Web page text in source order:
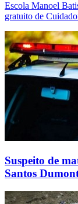
Escola Manoel
gratuito de
Suspeito de
Santos